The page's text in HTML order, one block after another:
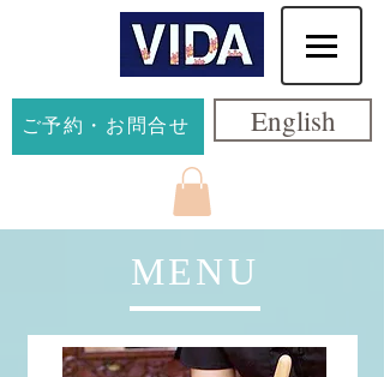
ご予約・お問合せ English
MENU